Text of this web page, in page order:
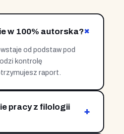
w 100% autorska?+
od podstaw pod
kontrolę
raport.
pracy z filologii
+